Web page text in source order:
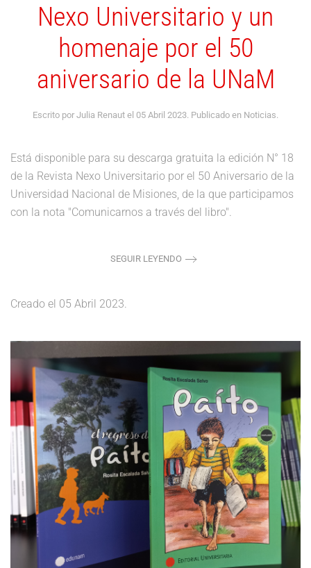
Nexo Universitario y un
homenaje por el 50
aniversario de la UNaM
Escrito por Julia Renaut el 05 Abril 2023. Publicado en Noticias.
Está disponible para su descarga gratuita la edición N° 18
de la Revista Nexo Universitario por el 50 Aniversario de la
Universidad Nacional de Misiones, de la que participamos
con la nota "Comunicarnos a través del libro".
SEGUIR LEYENDO
Creado el 05 Abril 2023.